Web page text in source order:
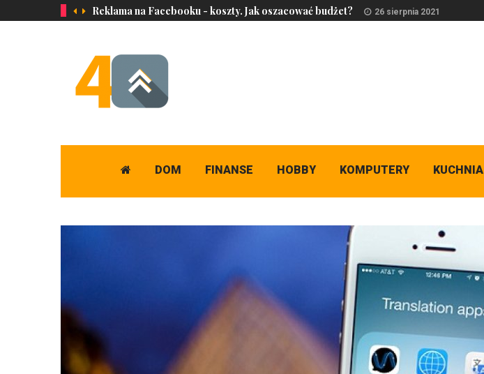
Reklama na Facebooku - koszty. Jak oszacować budżet? 26 sierpnia 2021
DOM FINANSE HOBBY KOMPUTERY KUCHNIA